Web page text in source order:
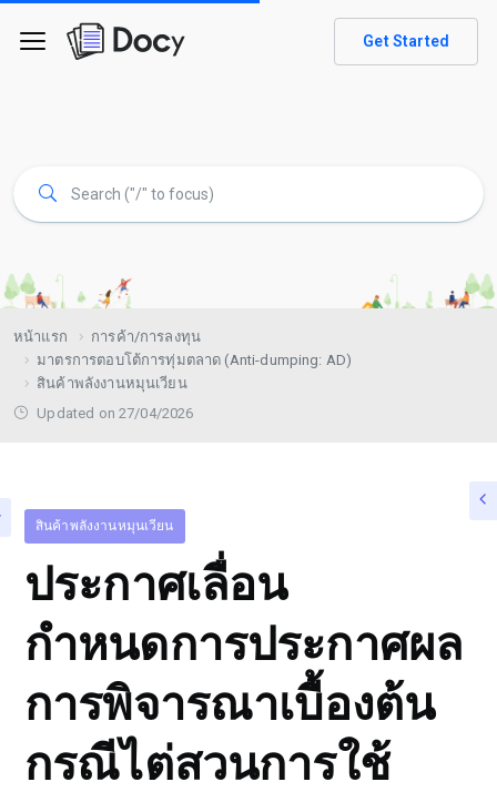
Get Started
หน้าแรก
การค้า/การลงทุน
มาตรการตอบโต้การทุ่มตลาด (Anti-dumping: AD)
สินค้าพลังงานหมุนเวียน
Updated on 27/04/2026
สินค้าพลังงานหมุนเวียน
ประกาศเลื่อน
กำหนดการประกาศผล
การพิจารณาเบื้องต้น
กรณีไต่สวนการใช้